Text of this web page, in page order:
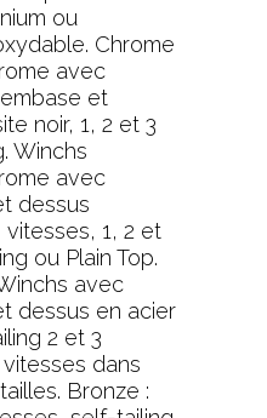
ou
Chrome
avec
et
noir, 1, 2 et 3
Winchs
avec
dessus
1, 2 et
ou Plain Top.
avec
dessus en acier
2 et 3
dans
Bronze :